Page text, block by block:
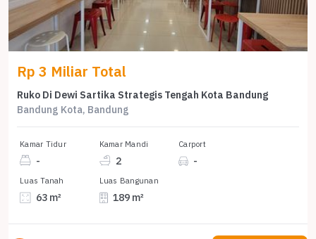
Rp 3 Miliar Total
Ruko Di Dewi Sartika Strategis Tengah Kota Bandung
Bandung Kota, Bandung
Kamar Tidur
-
Kamar Mandi
2
Carport
-
Luas Tanah
63 m²
Luas Bangunan
189 m²